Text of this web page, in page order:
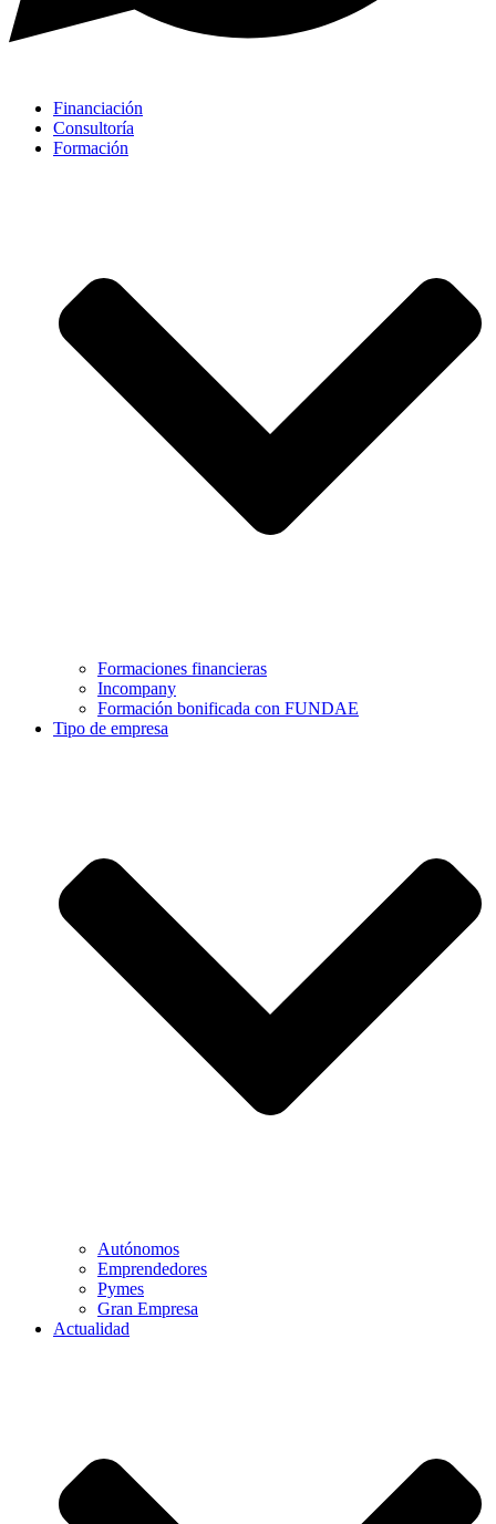
Financiación
Consultoría
Formación
Formaciones financieras
Incompany
Formación bonificada con FUNDAE
Tipo de empresa
Autónomos
Emprendedores
Pymes
Gran Empresa
Actualidad